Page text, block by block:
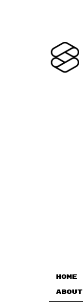
HOME
ABOUT